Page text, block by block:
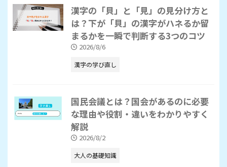
漢字の「貝」と「見」の見分け方と
は？下が「貝」の漢字がハネるか留
まるかを一瞬で判断する3つのコツ
2026/8/6
漢字の学び直し
国民会議とは？国会があるのに必要
な理由や役割・違いをわかりやすく
解説
2026/8/2
大人の基礎知識